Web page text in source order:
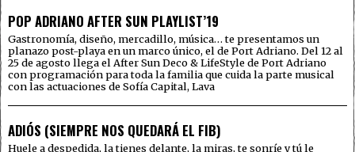
POP ADRIANO AFTER SUN PLAYLIST’19
Gastronomía, diseño, mercadillo, música… te presentamos un
planazo post-playa en un marco único, el de Port Adriano. Del 12 al
25 de agosto llega el After Sun Deco & LifeStyle de Port Adriano
con programación para toda la familia que cuida la parte musical
con las actuaciones de Sofía Capital, Lava
ADIÓS (SIEMPRE NOS QUEDARÁ EL FIB)
Huele a despedida, la tienes delante, la miras, te sonríe y tú le